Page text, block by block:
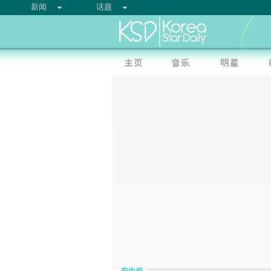
新闻 话题